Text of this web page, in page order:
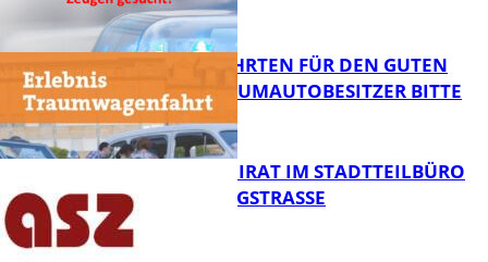
FB News
FB News
SPENDENFAHRTEN FÜR DEN GUTEN
ZWECK – TRAUMAUTOBESITZER BITTE
MELDEN!
SENIORENBEIRAT IM STADTTEILBÜRO
IN DER KÖNIGSTRASSE